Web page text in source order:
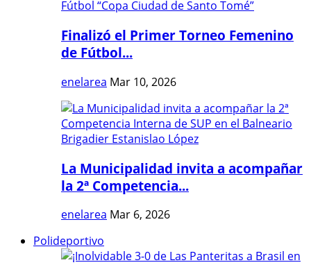
Finalizó el Primer Torneo Femenino
de Fútbol...
enelarea Mar 10, 2026
La Municipalidad invita a acompañar
la 2ª Competencia...
enelarea Mar 6, 2026
Polideportivo